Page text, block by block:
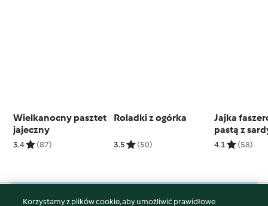
Wielkanocny pasztet
jajeczny
3.4 (87)
Roladki z ogórka
3.5 (50)
Jajka
pastą z
4.1 (58)
Korzystamy z plików cookie, aby umożliwić prawidłowe